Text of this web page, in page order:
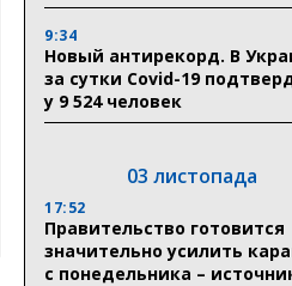
9:34
Новый антирекорд. В
за сутки Covid-19
у 9 524 человек
03 листопада
17:52
Правительство готовится
значительно усилить
с понедельника –